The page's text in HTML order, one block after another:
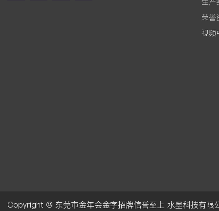
荣誉
视频
Copyright @ 东莞市金年会金字招牌信誉至上 水墨科技有限